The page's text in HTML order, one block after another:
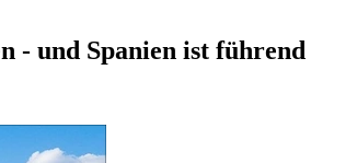
- und Spanien ist führend